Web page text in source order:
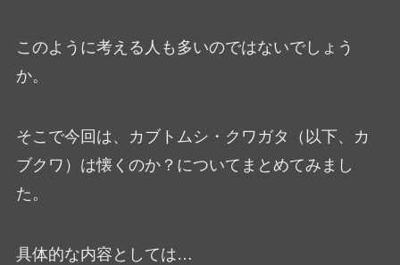
このように考える人も多いのではないでしょう
か。
そこで今回は、カブトムシ・クワガタ（以下、カ
ブクワ）は懐くのか？についてまとめてみまし
た。
具体的な内容としては…